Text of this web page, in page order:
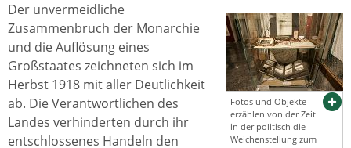
Fotos und Objekte
erzählen von der Zeit
in der politisch die
Weichenstellung zum
Der unvermeidliche
Zusammenbruch der Monarchie
und die Auflösung eines
Großstaates zeichneten sich im
Herbst 1918 mit aller Deutlichkeit
ab. Die Verantwortlichen des
Landes verhinderten durch ihr
entschlossenes Handeln den